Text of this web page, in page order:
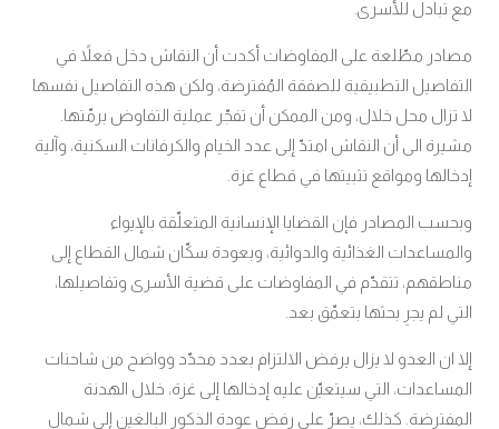
مع تبادل للأسرى
مصادر مطّلعة على المفاوضات أكدت أن النقاش دخل فعلاً في
التفاصيل التطبيقية للصفقة المُفترضة، ولكن هذه التفاصيل نفسها
لا تزال محل خلال، ومن الممكن أن تفجّر عملية التفاوض برمّتها.
مشيرة الى أن النقاش امتدّ إلى عدد الخيام والكرفانات السكنية، وآلية
إدخالها ومواقع تثبيتها في قطاع غزة.
وبحسب المصادر فإن القضايا الإنسانية المتعلّقة بالإيواء
والمساعدات الغذائية والدوائية، وبعودة سكّان شمال القطاع إلى
مناطقهم، تتقدّم في المفاوضات على قضية الأسرى وتفاصيلها،
التي لم يجرِ بحثها بتعمّق بعد.
إلا ان العدو لا يزال يرفض الالتزام بعدد محدّد وواضح من شاحنات
المساعدات، التي سيتعيّن عليه إدخالها إلى غزة، خلال الهدنة
المفترضة. كذلك، يصرّ على رفض عودة الذكور البالغين إلى شمال